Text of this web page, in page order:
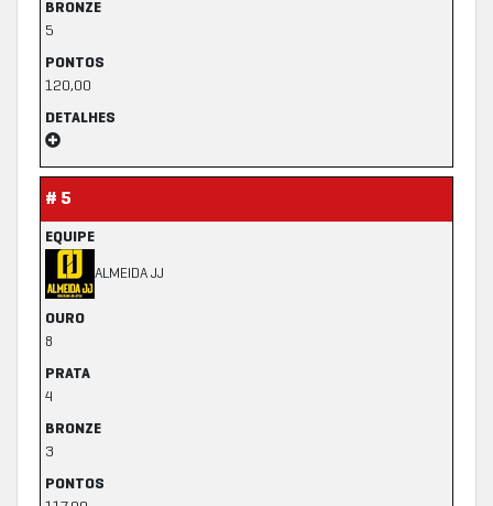
BRONZE
5
PONTOS
120,00
DETALHES
# 5
EQUIPE
ALMEIDA JJ
OURO
8
PRATA
4
BRONZE
3
PONTOS